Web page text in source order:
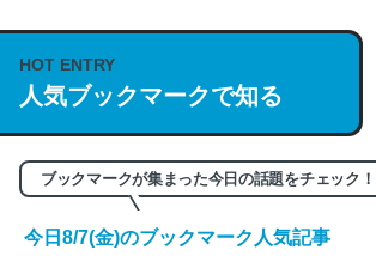
https://isobe324649.hatenablog.com/
/064121
─GPTの仕組みと限界についての考察（１） -
HOT ENTRY
人気ブックマークで知る
ブックマークが集まった今日の話題をチェック！
今日8/7(金)のブックマーク人気記事